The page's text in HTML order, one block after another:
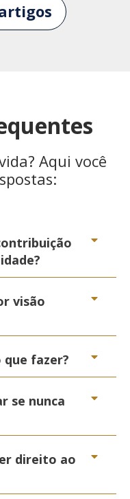
Aqui você
visão
fazer?
se nunca
direito ao